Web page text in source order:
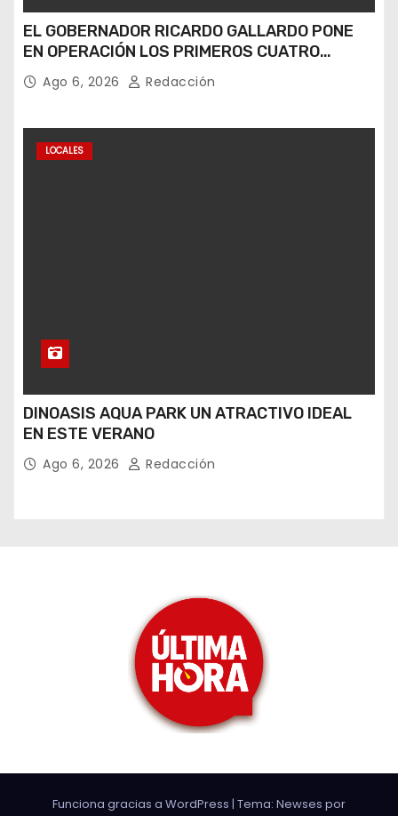
EL GOBERNADOR RICARDO GALLARDO PONE
EN OPERACIÓN LOS PRIMEROS CUATRO
PERROS ROBOT
Ago 6, 2026 Redacción
LOCALES
DINOASIS AQUA PARK UN ATRACTIVO IDEAL
EN ESTE VERANO
Ago 6, 2026 Redacción
Funciona gracias a WordPress | Tema: Newses por